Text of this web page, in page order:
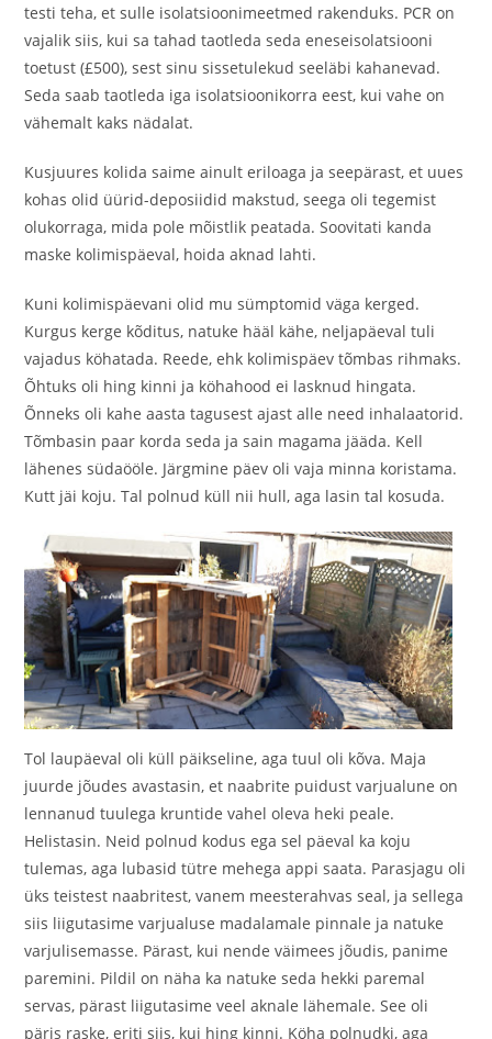
testi teha, et sulle isolatsioonimeetmed rakenduks. PCR on
vajalik siis, kui sa tahad taotleda seda eneseisolatsiooni
toetust (£500), sest sinu sissetulekud seeläbi kahanevad.
Seda saab taotleda iga isolatsioonikorra eest, kui vahe on
vähemalt kaks nädalat.
Kusjuures kolida saime ainult eriloaga ja seepärast, et uues
kohas olid üürid-deposiidid makstud, seega oli tegemist
olukorraga, mida pole mõistlik peatada. Soovitati kanda
maske kolimispäeval, hoida aknad lahti.
Kuni kolimispäevani olid mu sümptomid väga kerged.
Kurgus kerge kõditus, natuke hääl kähe, neljapäeval tuli
vajadus köhatada. Reede, ehk kolimispäev tõmbas rihmaks.
Õhtuks oli hing kinni ja köhahood ei lasknud hingata.
Õnneks oli kahe aasta tagusest ajast alle need inhalaatorid.
Tõmbasin paar korda seda ja sain magama jääda. Kell
lähenes südaööle. Järgmine päev oli vaja minna koristama.
Kutt jäi koju. Tal polnud küll nii hull, aga lasin tal kosuda.
Tol laupäeval oli küll päikseline, aga tuul oli kõva. Maja
juurde jõudes avastasin, et naabrite puidust varjualune on
lennanud tuulega kruntide vahel oleva heki peale.
Helistasin. Neid polnud kodus ega sel päeval ka koju
tulemas, aga lubasid tütre mehega appi saata. Parasjagu oli
üks teistest naabritest, vanem meesterahvas seal, ja sellega
siis liigutasime varjualuse madalamale pinnale ja natuke
varjulisemasse. Pärast, kui nende väimees jõudis, panime
paremini. Pildil on näha ka natuke seda hekki paremal
servas, pärast liigutasime veel aknale lähemale. See oli
päris raske, eriti siis, kui hing kinni. Köha polnudki, aga